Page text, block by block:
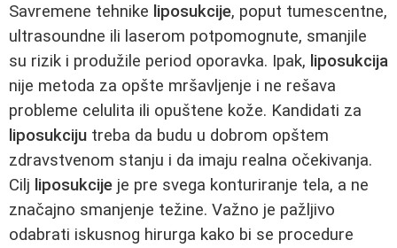
Savremene tehnike liposukcije, poput tumescentne,
ultrasoundne ili laserom potpomognute, smanjile
su rizik i produžile period oporavka. Ipak, liposukcija
nije metoda za opšte mršavljenje i ne rešava
probleme celulita ili opuštene kože. Kandidati za
liposukciju treba da budu u dobrom opštem
zdravstvenom stanju i da imaju realna očekivanja.
Cilj liposukcije je pre svega konturiranje tela, a ne
značajno smanjenje težine. Važno je pažljivo
odabrati iskusnog hirurga kako bi se procedure